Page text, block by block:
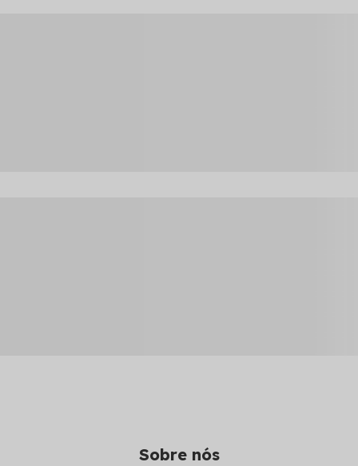
Sobre nós